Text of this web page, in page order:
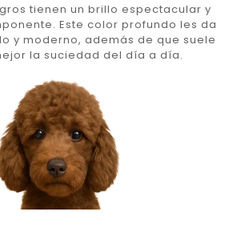
tienen un brillo espectacular y
Este color profundo les da
y moderno, además de que suele
la suciedad del día a día.